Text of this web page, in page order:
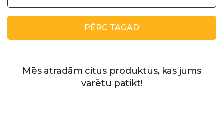
PĒRC TAGAD
Mēs atradām citus produktus, kas jums
varētu patikt!